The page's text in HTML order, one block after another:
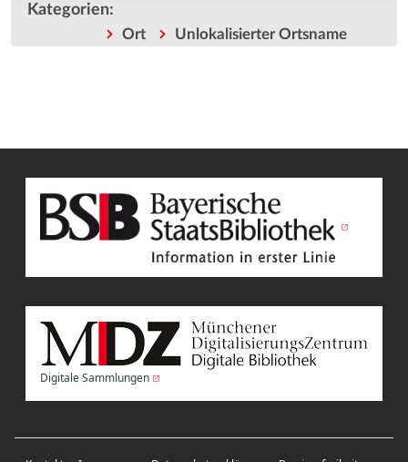
Kategorien:
Ort Unlokalisierter Ortsname
Digitale Sammlungen